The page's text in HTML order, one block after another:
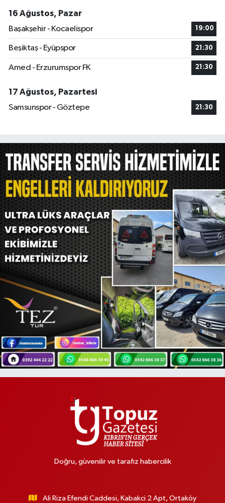
16 Ağustos, Pazar
Başakşehir - Kocaelispor
19:00
Beşiktaş - Eyüpspor 21:30
Amed - Erzurumspor FK 21:30
17 Ağustos, Pazartesi
Samsunspor - Göztepe
21:30
Doğru, güvenilir ve tarafız habercilik
Ali Riza Efendi Caddesi, Kabakci 2 Apt, Ortaköy